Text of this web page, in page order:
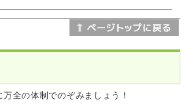
全の体制でのぞみましょう！